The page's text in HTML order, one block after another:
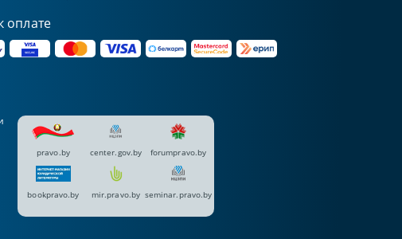
оплате
pravo.by center.gov.by forumpravo.by
bookpravo.by mir.pravo.by seminar.pravo.by